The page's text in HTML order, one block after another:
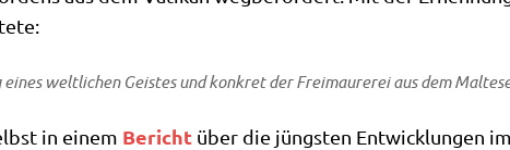
welt­li­chen Gei­stes und kon­kret der Frei­mau­re­rei aus dem
in einem Bericht über die jüng­sten Ent­wick­lun­gen